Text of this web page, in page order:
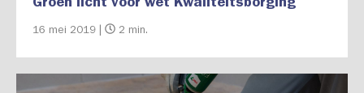
Groen licht voor wet Kwaliteitsborging
16 mei 2019 | 2 min.